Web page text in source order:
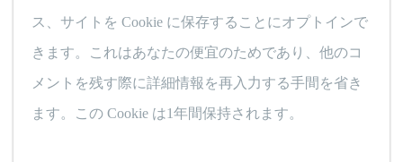
ス、サイトを Cookie に保存することにオプトインで
きます。これはあなたの便宜のためであり、他のコ
メントを残す際に詳細情報を再入力する手間を省き
ます。この Cookie は1年間保持されます。